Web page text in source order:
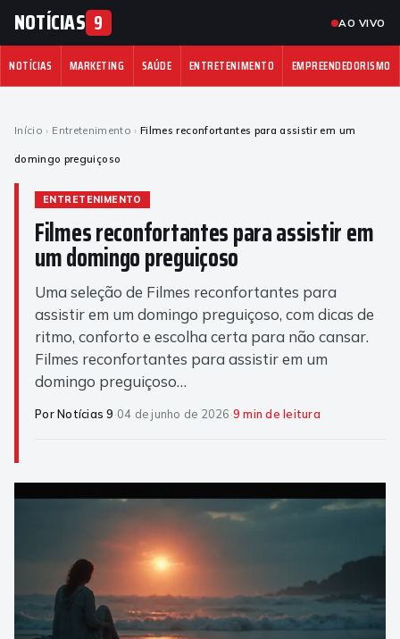
NOTÍCIAS 9 AO VIVO
NOTÍCIAS MARKETING SAÚDE ENTRETENIMENTO EMPREENDEDORISMO
Início › Entretenimento › Filmes reconfortantes para assistir em um
domingo preguiçoso
ENTRETENIMENTO
Filmes reconfortantes para assistir em
um domingo preguiçoso
Uma seleção de Filmes reconfortantes para
assistir em um domingo preguiçoso, com dicas de
ritmo, conforto e escolha certa para não cansar.
Filmes reconfortantes para assistir em um
domingo preguiçoso…
Por Notícias 9·04 de junho de 2026·9 min de leitura